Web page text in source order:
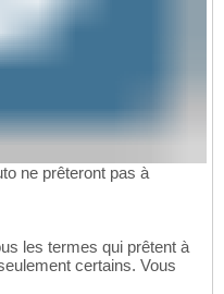
ne prêteront pas à
les termes qui prêtent à
certains. Vous